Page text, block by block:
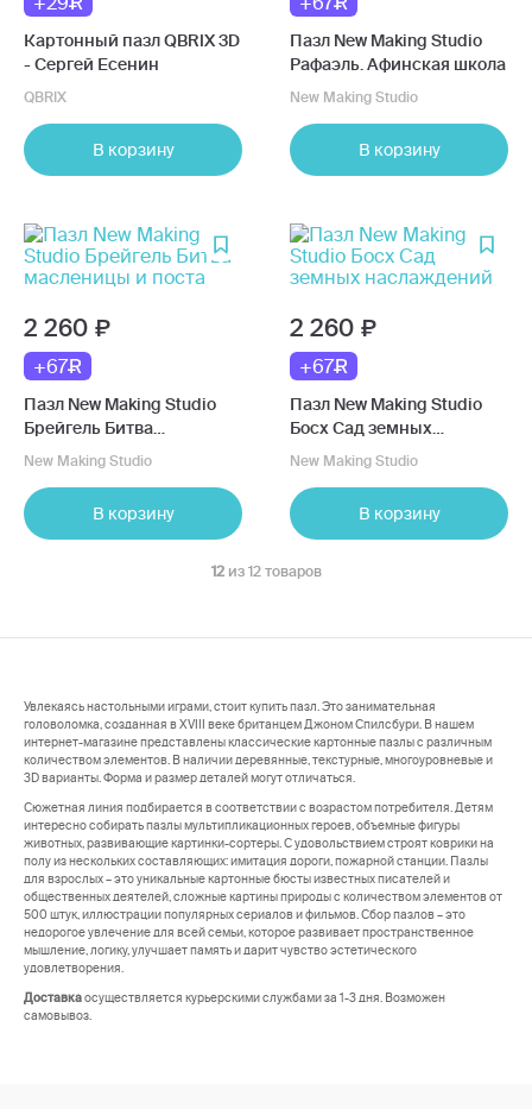
Картонный пазл QBRIX 3D
- Сергей Есенин
QBRIX
В корзину
Пазл New Making Studio
Рафаэль. Афинская школа
New Making Studio
В корзину
2 260
+67
Пазл New Making Studio
Брейгель Битва
масленицы и поста
New Making Studio
В корзину
2 260
+67
Пазл New Making Studio
Босх Сад земных
наслаждений
New Making Studio
В корзину
12 из 12 товаров
Увлекаясь настольными играми, стоит купить пазл. Это занимательная
головоломка, созданная в XVIII веке британцем Джоном Спилсбури. В нашем
интернет-магазине представлены классические картонные пазлы с различным
количеством элементов. В наличии деревянные, текстурные, многоуровневые и
3D варианты. Форма и размер деталей могут отличаться.
Сюжетная линия подбирается в соответствии с возрастом потребителя. Детям
интересно собирать пазлы мультипликационных героев, объемные фигуры
животных, развивающие картинки-сортеры. С удовольствием строят коврики на
полу из нескольких составляющих: имитация дороги, пожарной станции. Пазлы
для взрослых – это уникальные картонные бюсты известных писателей и
общественных деятелей, сложные картины природы с количеством элементов от
500 штук, иллюстрации популярных сериалов и фильмов. Сбор пазлов – это
недорогое увлечение для всей семьи, которое развивает пространственное
мышление, логику, улучшает память и дарит чувство эстетического
удовлетворения.
Доставкаосуществляется курьерскими службами за 1-3 дня. Возможен
самовывоз.